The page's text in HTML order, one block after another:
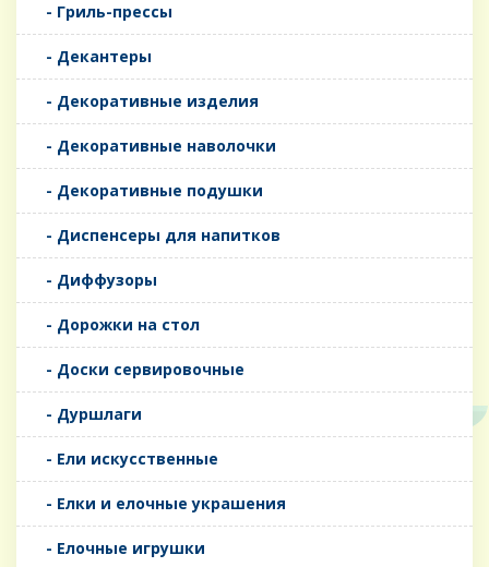
- Гриль-прессы
- Декантеры
- Декоративные изделия
- Декоративные наволочки
- Декоративные подушки
- Диспенсеры для напитков
- Диффузоры
- Дорожки на стол
- Доски сервировочные
- Дуршлаги
- Ели искусственные
- Елки и елочные украшения
- Елочные игрушки